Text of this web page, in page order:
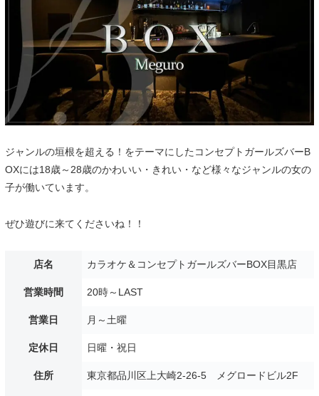
ジャンルの垣根を超える！をテーマにしたコンセプトガールズバーB
OXには18歳～28歳のかわいい・きれい・など様々なジャンルの女の
子が働いています。
ぜひ遊びに来てくださいね！！
店名 カラオケ＆コンセプトガールズバーBOX目黒店
営業時間 20時～LAST
営業日 月～土曜
定休日 日曜・祝日
住所 東京都品川区上大崎2-26-5 メグロードビル2F